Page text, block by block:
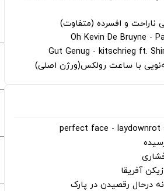
ناراحت و افسرده (متفاوت)
با ساعت رولکس(ورژن اصلی)
آفریقا
درحال رقصیدن در پارک